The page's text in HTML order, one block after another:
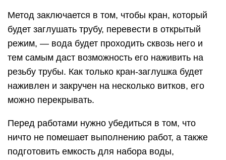
Метод заключается в том, чтобы кран, который
будет заглушать трубу, перевести в открытый
режим, — вода будет проходить сквозь него и
тем самым даст возможность его наживить на
резьбу трубы. Как только кран-заглушка будет
наживлен и закручен на несколько витков, его
можно перекрывать.
Перед работами нужно убедиться в том, что
ничто не помешает выполнению работ, а также
подготовить емкость для набора воды,